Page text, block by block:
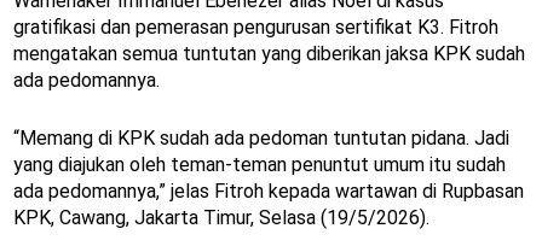
gratifikasi dan pemerasan pengurusan sertifikat K3. Fitroh
mengatakan semua tuntutan yang diberikan jaksa KPK sudah
ada pedomannya.
“Memang di KPK sudah ada pedoman tuntutan pidana. Jadi
yang diajukan oleh teman-teman penuntut umum itu sudah
ada pedomannya,” jelas Fitroh kepada wartawan di Rupbasan
KPK, Cawang, Jakarta Timur, Selasa (19/5/2026).